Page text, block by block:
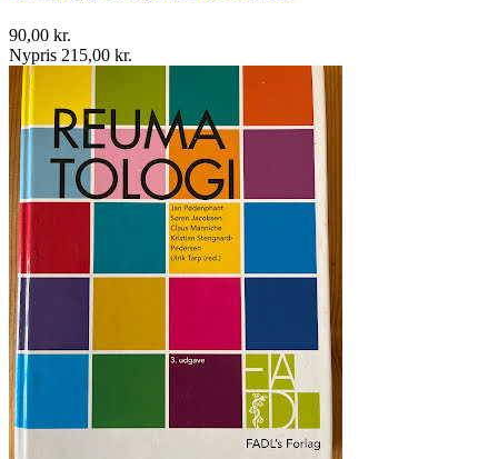
90,00 kr.
Nypris 215,00 kr.